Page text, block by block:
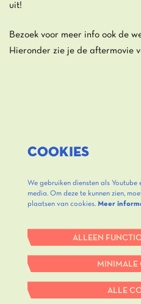
uit!
Bezoek voor meer info ook de
Hieronder zie je de aftermovie
COOKIES
We gebruiken diensten als
media. Om deze te kunnen zien,
plaatsen van cookies. Meer
ALLEEN
MINIMALE
ALLE